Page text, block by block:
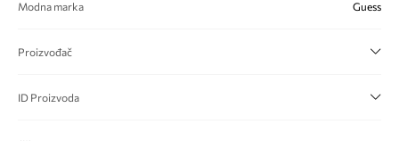
Modna marka Guess
Proizvođač
ID Proizvoda